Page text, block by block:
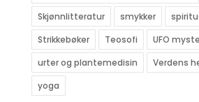
Skjønnlitteratur
smykker
Strikkebøker
Teosofi
UFO
urter og plantemedisin
Verdens
yoga